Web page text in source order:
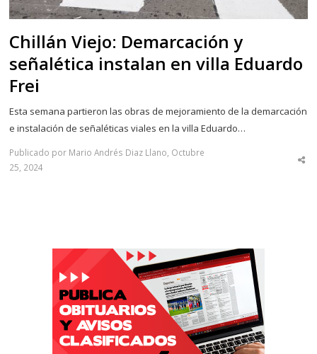
Chillán Viejo: Demarcación y
señalética instalan en villa Eduardo
Frei
Esta semana partieron las obras de mejoramiento de la demarcación
e instalación de señaléticas viales en la villa Eduardo…
Publicado por Mario Andrés Diaz Llano, Octubre
25, 2024